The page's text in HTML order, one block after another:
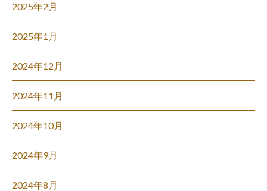
2025年2月
2025年1月
2024年12月
2024年11月
2024年10月
2024年9月
2024年8月